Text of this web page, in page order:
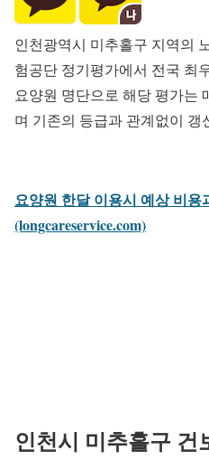
인천광역시 미추홀구 지역의
험공단 정기평가에서 전국 최
요양원 명단으로 해당 평가는
며 기존의 등급과 관계없이 갱
요양원 한달 이용시 예상 비용
(longcareservice.com)
인천시 미추홀구 건